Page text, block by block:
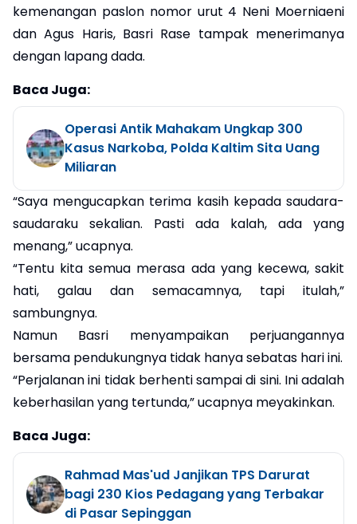
kemenangan paslon nomor urut 4 Neni Moerniaeni
dan Agus Haris, Basri Rase tampak menerimanya
dengan lapang dada.
Baca Juga:
Operasi Antik Mahakam Ungkap 300
Kasus Narkoba, Polda Kaltim Sita Uang
Miliaran
“Saya mengucapkan terima kasih kepada saudara-
saudaraku sekalian. Pasti ada kalah, ada yang
menang,” ucapnya.
“Tentu kita semua merasa ada yang kecewa, sakit
hati, galau dan semacamnya, tapi itulah,”
sambungnya.
Namun Basri menyampaikan perjuangannya
bersama pendukungnya tidak hanya sebatas hari ini.
“Perjalanan ini tidak berhenti sampai di sini. Ini adalah
keberhasilan yang tertunda,” ucapnya meyakinkan.
Baca Juga:
Rahmad Mas'ud Janjikan TPS Darurat
bagi 230 Kios Pedagang yang Terbakar
di Pasar Sepinggan